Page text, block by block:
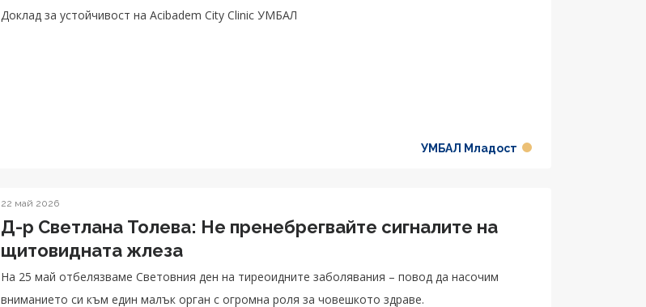
Доклад за устойчивост на Acibadem City Clinic УМБАЛ
УМБАЛ Младост
22 май 2026
Д-р Светлана Толева: Не пренебрегвайте сигналите на
щитовидната жлеза
На 25 май отбелязваме Световния ден на тиреоидните заболявания – повод да насочим
вниманието си към един малък орган с огромна роля за човешкото здраве.